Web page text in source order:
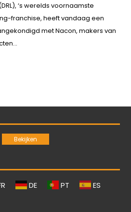
‘s werelds voornaamste
franchise, heeft vandaag een
met Nacon, makers van
DE PT ES